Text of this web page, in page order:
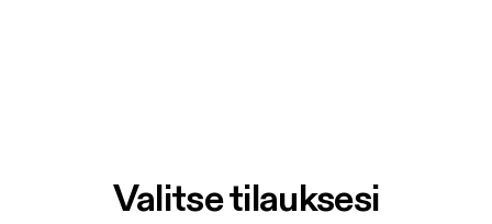
Valitse tilauksesi